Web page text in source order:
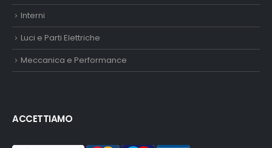
Interni
Luci e Parti Elettriche
Meccanica e Performance
ACCETTIAMO